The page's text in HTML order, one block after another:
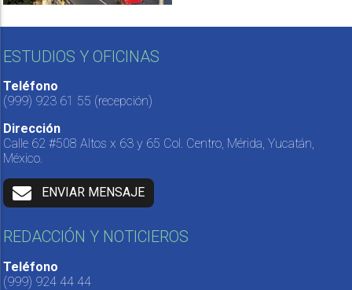
ESTUDIOS Y OFICINAS
Teléfono
(999) 923 61 55 (recepción)
Dirección
Calle 62 #508 Altos x 63 y 65 Col. Centro, Mérida, Yucatán,
México.
ENVIAR MENSAJE
REDACCIÓN Y NOTICIEROS
Teléfono
(999) 924 44 44